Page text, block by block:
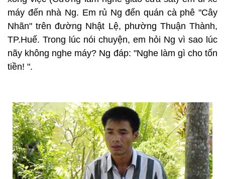
máy đến nhà Ng. Em rủ Ng đến quán cà phê "Cây
Nhãn" trên đường Nhật Lệ, phường Thuận Thành,
TP.Huế. Trong lúc nói chuyện, em hỏi Ng vì sao lúc
nãy không nghe máy? Ng đáp: "Nghe làm gì cho tốn
tiền! ".